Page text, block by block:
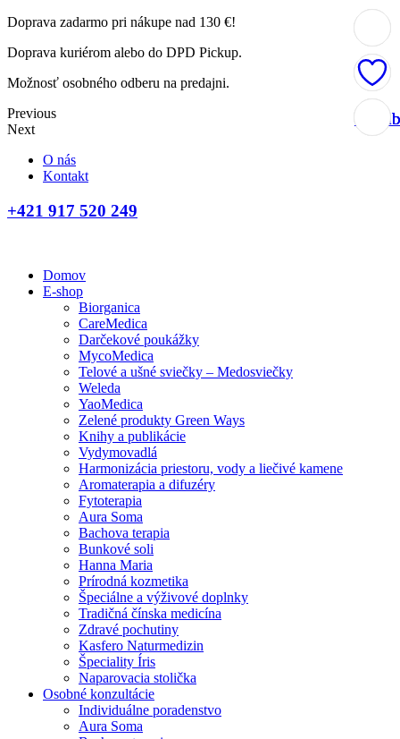
Doprava zadarmo pri nákupe nad 130 €!
Doprava kuriérom alebo do DPD Pickup.
Možnosť osobného odberu na predajni.
Previous
Next
O nás
Kontakt
+421 917 520 249
Domov
E-shop
Biorganica
CareMedica
Darčekové poukážky
MycoMedica
Telové a ušné sviečky – Medosviečky
Weleda
YaoMedica
Zelené produkty Green Ways
Knihy a publikácie
Vydymovadlá
Harmonizácia priestoru, vody a liečivé kamene
Aromaterapia a difuzéry
Fytoterapia
Aura Soma
Bachova terapia
Bunkové soli
Hanna Maria
Prírodná kozmetika
Špeciálne a výživové doplnky
Tradičná čínska medicína
Zdravé pochutiny
Kasfero Naturmedizin
Špeciality Íris
Naparovacia stolička
Osobné konzultácie
Individuálne poradenstvo
Aura Soma